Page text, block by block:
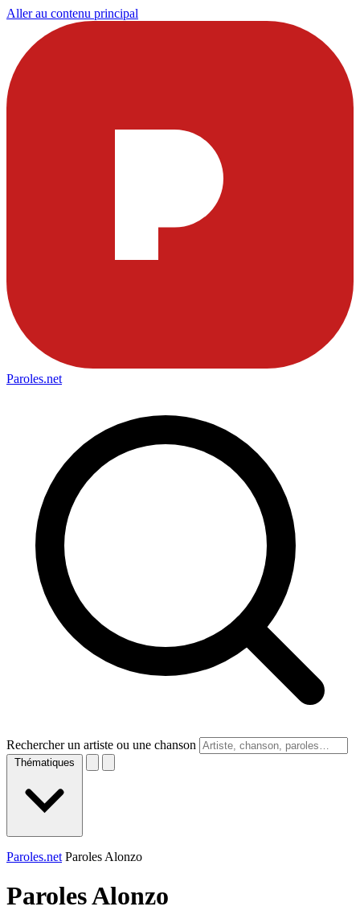
Aller au contenu principal
Paroles.net
Rechercher un artiste ou une chanson
Thématiques
Paroles.net Paroles Alonzo
ParolesAlonzo